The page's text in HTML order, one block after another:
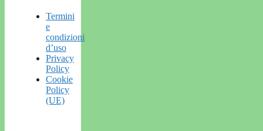
Termini
e
condizioni
d’uso
Privacy
Policy
Cookie
Policy
(UE)